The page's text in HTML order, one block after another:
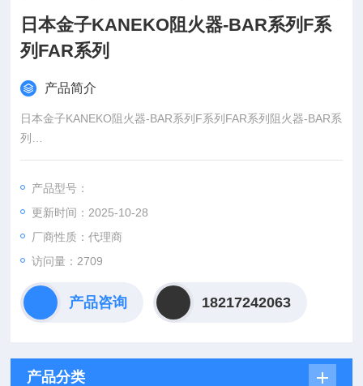
日本金子KANEKO阻火器-BAR系列F系
列FAR系列
产品简介
日本金子KANEKO阻火器-BAR系列F系列FAR系列阻火器-BAR系
列
阻火器-F系列
阻火器-FJ系列
阻火器-FR系列
产品型号：
更新时间：2025-10-28
厂商性质：代理商
访问量：2709
产品咨询 18217242063
产品分类